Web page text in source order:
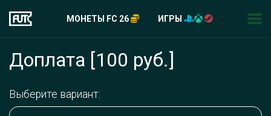
МОНЕТЫ FC 26 ИГРЫ
Доплата [100 руб.]
Выберите вариант: